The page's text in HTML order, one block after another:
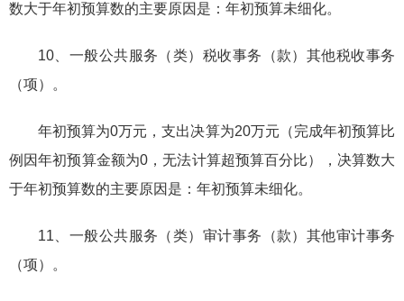
数大于年初预算数的主要原因是：年初预算未细化。
10、一般公共服务（类）税收事务（款）其他税收事务
（项）。
年初预算为0万元，支出决算为20万元（完成年初预算比
例因年初预算金额为0，无法计算超预算百分比），决算数大
于年初预算数的主要原因是：年初预算未细化。
11、一般公共服务（类）审计事务（款）其他审计事务
（项）。